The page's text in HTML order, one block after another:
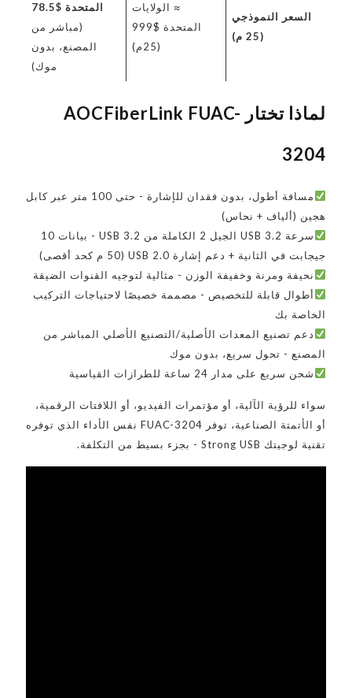
السعر النموذجي
(25 م)
≈ الولايات
المتحدة $999
(25م)
المتحدة $78.5
(مباشر من
المصنع، بدون
موك)
لماذا تختار AOCFiberLink FUAC-
3204
مسافة أطول، بدون فقدان للإشارة - حتى 100 متر عبر كابل
هجين (ألياف + نحاس)
سرعة USB 3.2 الجيل 2 الكاملة من USB 3.2 - بيانات 10
جيجابت في الثانية + دعم إشارة USB 2.0 (50 م كحد أقصى)
نحيفة ومرنة وخفيفة الوزن - مثالية لتوجيه القنوات الضيقة
أطوال قابلة للتخصيص - مصممة خصيصًا لاحتياجات التركيب
الخاصة بك
دعم تصنيع المعدات الأصلية/التصنيع الأصلي المباشر من
المصنع - تحول سريع، بدون موك
شحن سريع على مدار 24 ساعة للطرازات القياسية
سواء للرؤية الآلية، أو مؤتمرات الفيديو، أو اللافتات الرقمية،
أو الأتمتة الصناعية، توفر FUAC-3204 نفس الأداء الذي توفره
تقنية لوجيتك Strong USB - بجزء بسيط من التكلفة.